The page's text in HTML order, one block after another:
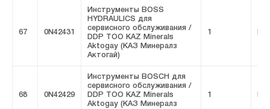
67 0N42431
Инструменты BOSS
HYDRAULICS для
сервисного обслуживания /
DDP ТОО KAZ Minerals
Aktogay (КАЗ Минералз
Актогай)
1
68 0N42429
Инструменты BOSCH для
сервисного обслуживания /
DDP ТОО KAZ Minerals
Aktogay (КАЗ Минералз
1